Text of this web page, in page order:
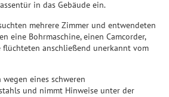
in das Gebäude ein.
mehrere Zimmer und entwendeten
eine Bohrmaschine, einen Camcorder,
flüchteten anschließend unerkannt vom
eines schweren
und nimmt Hinweise unter der